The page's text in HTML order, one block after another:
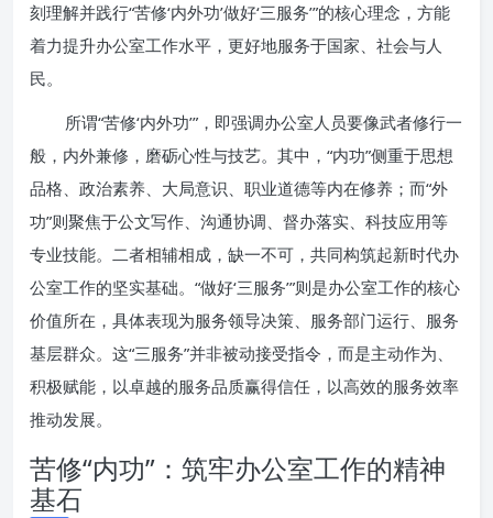
刻理解并践行“苦修‘内外功’做好‘三服务’”的核心理念，方能
着力提升办公室工作水平，更好地服务于国家、社会与人
民。
所谓“苦修‘内外功’”，即强调办公室人员要像武者修行一
般，内外兼修，磨砺心性与技艺。其中，“内功”侧重于思想
品格、政治素养、大局意识、职业道德等内在修养；而“外
功”则聚焦于公文写作、沟通协调、督办落实、科技应用等
专业技能。二者相辅相成，缺一不可，共同构筑起新时代办
公室工作的坚实基础。“做好‘三服务’”则是办公室工作的核心
价值所在，具体表现为服务领导决策、服务部门运行、服务
基层群众。这“三服务”并非被动接受指令，而是主动作为、
积极赋能，以卓越的服务品质赢得信任，以高效的服务效率
推动发展。
苦修“内功”：筑牢办公室工作的精神
基石